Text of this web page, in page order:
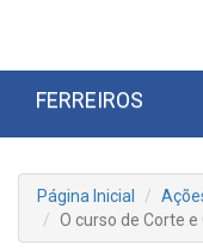
FERREIROS
Página Inicial
O curso de Corte